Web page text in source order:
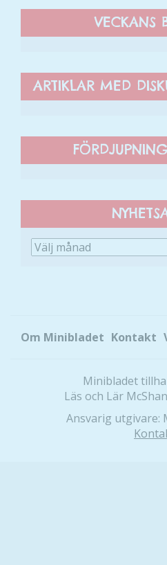
VECKANS
ARTIKLAR MED
Om Minibladet Kontakt
Minibladet
Läs och Lär
Ansvarig utgivare: